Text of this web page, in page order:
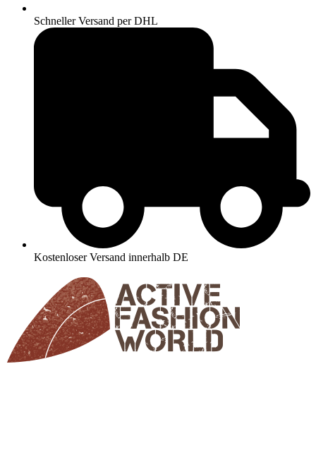
Schneller Versand per DHL
Kostenloser Versand innerhalb DE